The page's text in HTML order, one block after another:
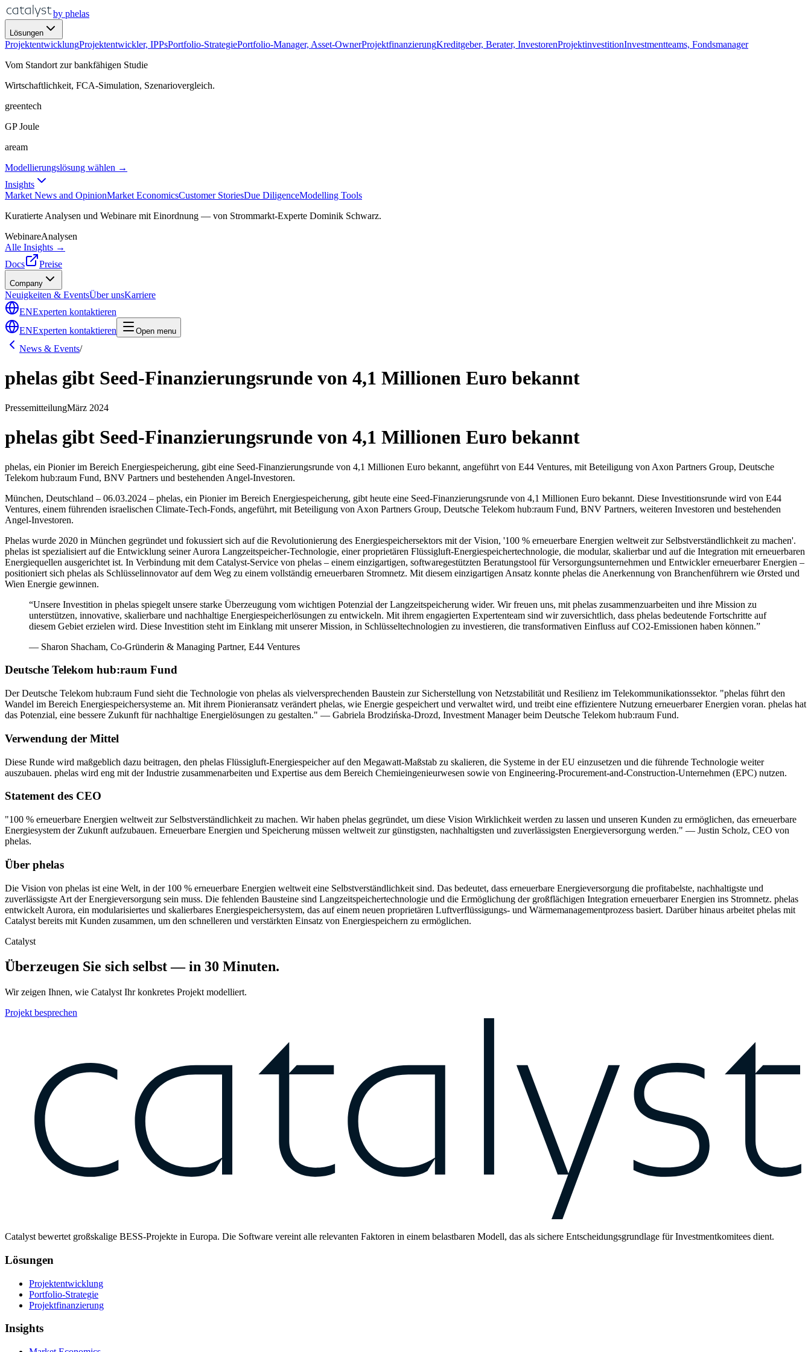
by phelas
Lösungen
ProjektentwicklungProjektentwickler, IPPsPortfolio-StrategiePortfolio-Manager, Asset-OwnerProjektfinanzierungKreditgeber, Berater, InvestorenProjektinvestitionInvestmentteams, Fondsmanager
Vom Standort zur bankfähigen Studie
Wirtschaftlichkeit, FCA-Simulation, Szenariovergleich.
greentech
GP Joule
aream
Modellierungslösung wählen →
Insights
Market News and OpinionMarket EconomicsCustomer StoriesDue DiligenceModelling Tools
Kuratierte Analysen und Webinare mit Einordnung — von Strommarkt-Experte Dominik Schwarz.
WebinareAnalysen
Alle Insights →
Docs
Preise
Company
Neuigkeiten & EventsÜber unsKarriere
ENExperten kontaktieren
ENExperten kontaktieren Open menu
News & Events/
phelas gibt Seed-Finanzierungsrunde von 4,1 Millionen Euro bekannt
PressemitteilungMärz 2024
phelas gibt Seed-Finanzierungsrunde von 4,1 Millionen Euro bekannt
phelas, ein Pionier im Bereich Energiespeicherung, gibt eine Seed-Finanzierungsrunde von 4,1 Millionen Euro bekannt, angeführt von E44 Ventures, mit Beteiligung von Axon Partners Group, Deutsche
Telekom hub:raum Fund, BNV Partners und bestehenden Angel-Investoren.
München, Deutschland – 06.03.2024 – phelas, ein Pionier im Bereich Energiespeicherung, gibt heute eine Seed-Finanzierungsrunde von 4,1 Millionen Euro bekannt. Diese Investitionsrunde wird von E44
Ventures, einem führenden israelischen Climate-Tech-Fonds, angeführt, mit Beteiligung von Axon Partners Group, Deutsche Telekom hub:raum Fund, BNV Partners, weiteren Investoren und bestehenden
Angel-Investoren.
Phelas wurde 2020 in München gegründet und fokussiert sich auf die Revolutionierung des Energiespeichersektors mit der Vision, '100 % erneuerbare Energien weltweit zur Selbstverständlichkeit zu machen'.
phelas ist spezialisiert auf die Entwicklung seiner Aurora Langzeitspeicher-Technologie, einer proprietären Flüssigluft-Energiespeichertechnologie, die modular, skalierbar und auf die Integration mit erneuerbaren
Energiequellen ausgerichtet ist. In Verbindung mit dem Catalyst-Service von phelas – einem einzigartigen, softwaregestützten Beratungstool für Versorgungsunternehmen und Entwickler erneuerbarer Energien –
positioniert sich phelas als Schlüsselinnovator auf dem Weg zu einem vollständig erneuerbaren Stromnetz. Mit diesem einzigartigen Ansatz konnte phelas die Anerkennung von Branchenführern wie Ørsted und
Wien Energie gewinnen.
“Unsere Investition in phelas spiegelt unsere starke Überzeugung vom wichtigen Potenzial der Langzeitspeicherung wider. Wir freuen uns, mit phelas zusammenzuarbeiten und ihre Mission zu
unterstützen, innovative, skalierbare und nachhaltige Energiespeicherlösungen zu entwickeln. Mit ihrem engagierten Expertenteam sind wir zuversichtlich, dass phelas bedeutende Fortschritte auf
diesem Gebiet erzielen wird. Diese Investition steht im Einklang mit unserer Mission, in Schlüsseltechnologien zu investieren, die transformativen Einfluss auf CO2-Emissionen haben können.”
— Sharon Shacham, Co-Gründerin & Managing Partner, E44 Ventures
Deutsche Telekom hub:raum Fund
Der Deutsche Telekom hub:raum Fund sieht die Technologie von phelas als vielversprechenden Baustein zur Sicherstellung von Netzstabilität und Resilienz im Telekommunikationssektor. "phelas führt den
Wandel im Bereich Energiespeichersysteme an. Mit ihrem Pionieransatz verändert phelas, wie Energie gespeichert und verwaltet wird, und treibt eine effizientere Nutzung erneuerbarer Energien voran. phelas hat
das Potenzial, eine bessere Zukunft für nachhaltige Energielösungen zu gestalten." — Gabriela Brodzińska-Drozd, Investment Manager beim Deutsche Telekom hub:raum Fund.
Verwendung der Mittel
Diese Runde wird maßgeblich dazu beitragen, den phelas Flüssigluft-Energiespeicher auf den Megawatt-Maßstab zu skalieren, die Systeme in der EU einzusetzen und die führende Technologie weiter
auszubauen. phelas wird eng mit der Industrie zusammenarbeiten und Expertise aus dem Bereich Chemieingenieurwesen sowie von Engineering-Procurement-and-Construction-Unternehmen (EPC) nutzen.
Statement des CEO
"100 % erneuerbare Energien weltweit zur Selbstverständlichkeit zu machen. Wir haben phelas gegründet, um diese Vision Wirklichkeit werden zu lassen und unseren Kunden zu ermöglichen, das erneuerbare
Energiesystem der Zukunft aufzubauen. Erneuerbare Energien und Speicherung müssen weltweit zur günstigsten, nachhaltigsten und zuverlässigsten Energieversorgung werden." — Justin Scholz, CEO von
phelas.
Über phelas
Die Vision von phelas ist eine Welt, in der 100 % erneuerbare Energien weltweit eine Selbstverständlichkeit sind. Das bedeutet, dass erneuerbare Energieversorgung die profitabelste, nachhaltigste und
zuverlässigste Art der Energieversorgung sein muss. Die fehlenden Bausteine sind Langzeitspeichertechnologie und die Ermöglichung der großflächigen Integration erneuerbarer Energien ins Stromnetz. phelas
entwickelt Aurora, ein modularisiertes und skalierbares Energiespeichersystem, das auf einem neuen proprietären Luftverflüssigungs- und Wärmemanagementprozess basiert. Darüber hinaus arbeitet phelas mit
Catalyst bereits mit Kunden zusammen, um den schnelleren und verstärkten Einsatz von Energiespeichern zu ermöglichen.
Catalyst
Überzeugen Sie sich selbst — in 30 Minuten.
Wir zeigen Ihnen, wie Catalyst Ihr konkretes Projekt modelliert.
Projekt besprechen
Catalyst bewertet großskalige BESS-Projekte in Europa. Die Software vereint alle relevanten Faktoren in einem belastbaren Modell, das als sichere Entscheidungsgrundlage für Investmentkomitees dient.
Lösungen
Projektentwicklung
Portfolio-Strategie
Projektfinanzierung
Insights